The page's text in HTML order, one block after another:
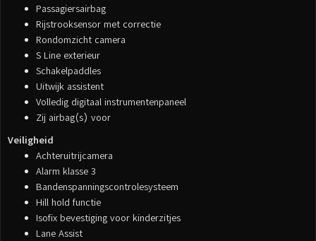
Passagiersairbag
Rijstrooksensor met correctie
Rondomzicht camera
S Line exterieur
Schakelpaddles
Uitwijk assistent
Volledig digitaal instrumentenpaneel
Zij airbag(s) voor
Veiligheid
Achteruitrijcamera
Alarm klasse 3
Bandenspanningscontrolesysteem
Hill hold functie
Isofix bevestiging voor kinderzitjes
Lane Assist